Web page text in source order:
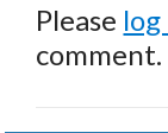
Please
comment.